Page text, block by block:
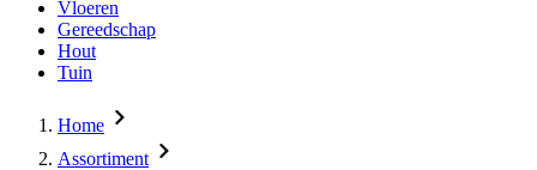
Vloeren
Gereedschap
Hout
Tuin
Home
Assortiment